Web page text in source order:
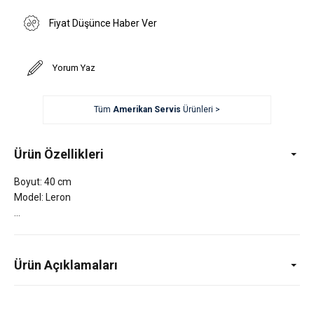
Fiyat Düşünce Haber Ver
Yorum Yaz
Tüm Amerikan Servis Ürünleri >
Ürün Özellikleri
Boyut: 40 cm
Model: Leron
Ürün Açıklamaları